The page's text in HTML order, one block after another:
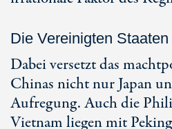
Die Vereinigten
Dabei versetzt das
Chinas nicht nur Japan
Aufregung. Auch die
Vietnam liegen mit